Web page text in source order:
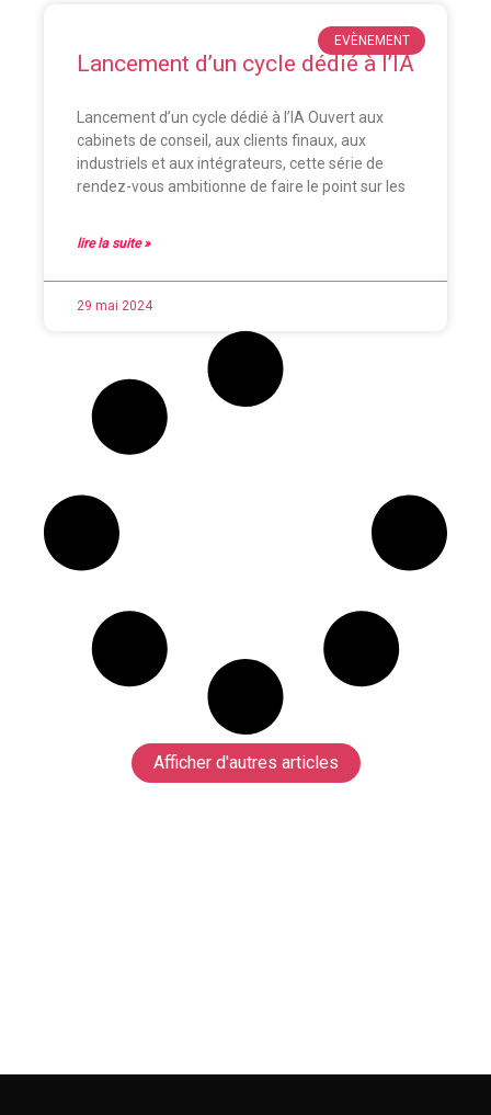
EVÈNEMENT
Lancement d’un cycle dédié à l’IA
Lancement d’un cycle dédié à l’IA Ouvert aux
cabinets de conseil, aux clients finaux, aux
industriels et aux intégrateurs, cette série de
rendez-vous ambitionne de faire le point sur les
lire la suite »
29 mai 2024
Afficher d'autres articles